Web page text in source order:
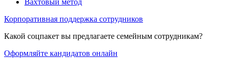
Корпоративная поддержка сотрудников
Какой соцпакет вы предлагаете семейным сотрудникам?
Оформляйте кандидатов онлайн